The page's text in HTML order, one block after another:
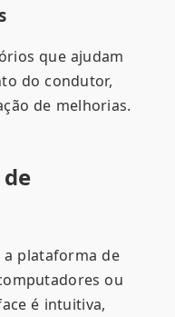
que ajudam
do condutor,
de melhorias.
a plataforma de
ou
é intuitiva,